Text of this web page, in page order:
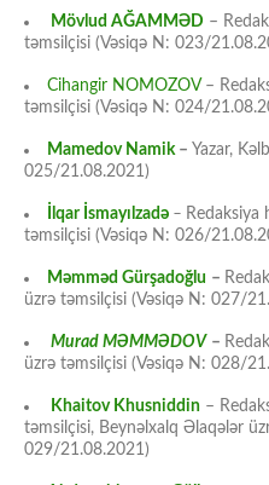
Mövlud AĞAMMƏD –
təmsilçisi (Vəsiqə N: 023/
Cihangir NOMOZOV–
təmsilçisi (Vəsiqə N: 024/
Mamedov Namik– Yazar,
025/21.08.2021)
İlqar İsmayılzadə – Redaksiya
təmsilçisi (Vəsiqə N: 026/
Məmməd Gürşadoğlu –
üzrə təmsilçisi (Vəsiqə N: 027/
Murad MƏMMƏDOV –
üzrə təmsilçisi (Vəsiqə N: 028/
Khaitov Khusniddin –
təmsilçisi, Beynəlxalq Əlaqələr
029/21.08.2021)